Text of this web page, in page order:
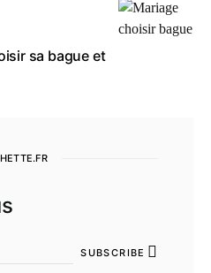
sa bague et
SUBSCRIBE